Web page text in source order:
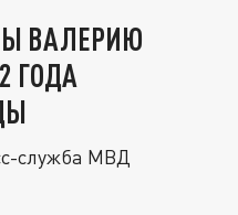
ВАЛЕРИЮ
ГОДА
служба МВД